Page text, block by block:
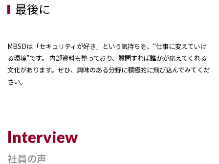
最後に
MBSDは「セキュリティが好き」という気持ちを、“仕事に変えていけ
る環境”です。 内部資料も整っており、質問すれば誰かが応えてくれる
文化があります。ぜひ、興味のある分野に積極的に飛び込んでみてくだ
さい。
社員の声